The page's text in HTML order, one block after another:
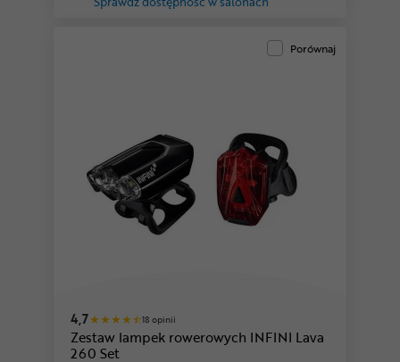
Porównaj
4,7 18 opinii
Zestaw lampek rowerowych INFINI Lava
260 Set